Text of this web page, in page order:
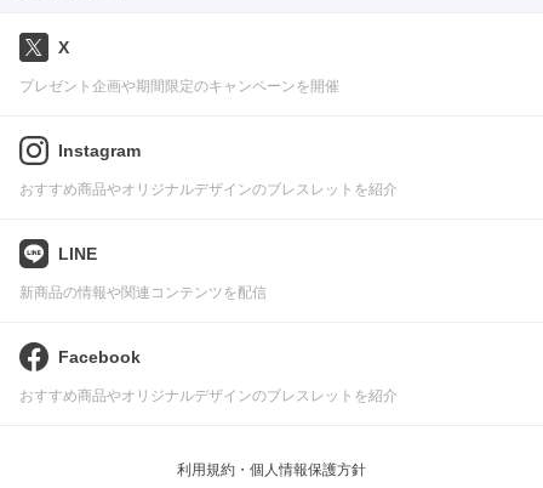
X
プレゼント企画や期間限定のキャンペーンを開催
Instagram
おすすめ商品やオリジナルデザインのブレスレットを紹介
LINE
新商品の情報や関連コンテンツを配信
Facebook
おすすめ商品やオリジナルデザインのブレスレットを紹介
利用規約・個人情報保護方針